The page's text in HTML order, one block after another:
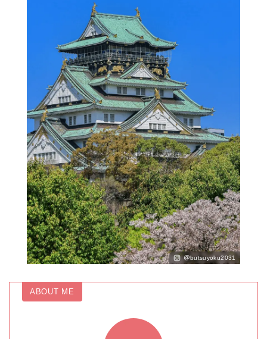
＠butsuyoku2031
ABOUT ME